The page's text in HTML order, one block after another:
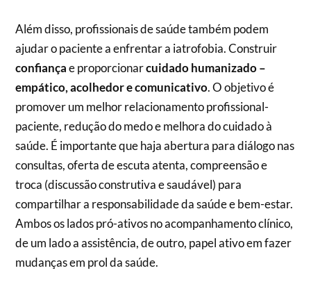
Além disso, profissionais de saúde também podem
ajudar o paciente a enfrentar a iatrofobia. Construir
confiançae proporcionarcuidado humanizado –
empático, acolhedor e comunicativo. O objetivo é
promover um melhor relacionamento profissional-
paciente, redução do medo e melhora do cuidado à
saúde. É importante que haja abertura para diálogo nas
consultas, oferta de escuta atenta, compreensão e
troca (discussão construtiva e saudável) para
compartilhar a responsabilidade da saúde e bem-estar.
Ambos os lados pró-ativos no acompanhamento clínico,
de um lado a assistência, de outro, papel ativo em fazer
mudanças em prol da saúde.